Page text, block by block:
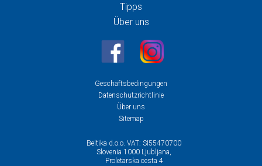
Tipps
Über uns
Geschäftsbedingungen
Datenschutzrichtlinie
Über uns
Sitemap
Beltika d.o.o. VAT: SI55470700
Slovenia 1000 Ljubljana,
Proletarska cesta 4